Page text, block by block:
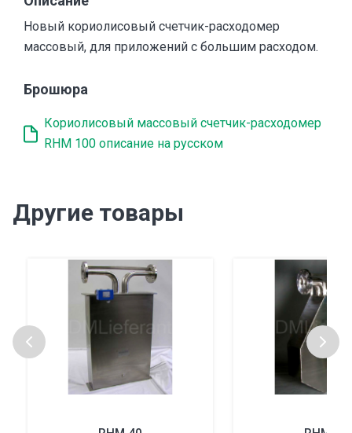
Новый кориолисовый счетчик-расходомер
массовый, для приложений с большим расходом.
Брошюра
Кориолисовый массовый счетчик-расходомер
RHM 100 описание на русском
Другие товары